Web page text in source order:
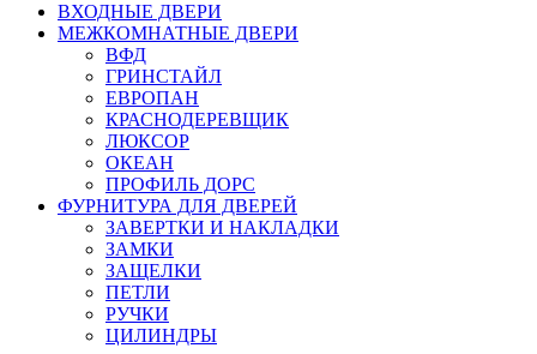
ВХОДНЫЕ ДВЕРИ
МЕЖКОМНАТНЫЕ ДВЕРИ
ВФД
ГРИНСТАЙЛ
ЕВРОПАН
КРАСНОДЕРЕВЩИК
ЛЮКСОР
ОКЕАН
ПРОФИЛЬ ДОРС
ФУРНИТУРА ДЛЯ ДВЕРЕЙ
ЗАВЕРТКИ И НАКЛАДКИ
ЗАМКИ
ЗАЩЕЛКИ
ПЕТЛИ
РУЧКИ
ЦИЛИНДРЫ